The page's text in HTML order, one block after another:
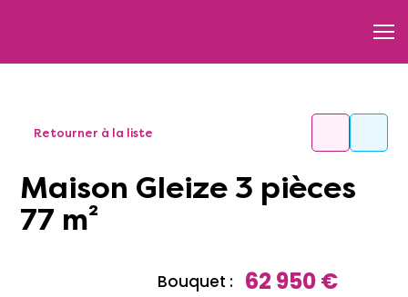
Retourner à la liste
Maison Gleize 3 pièces
77 m²
Bouquet : 62 950 €